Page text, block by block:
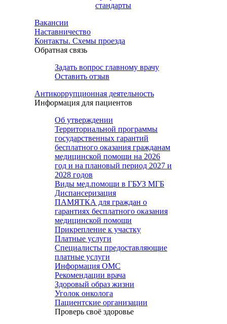
стандарты
Вакансии
Наставничество
Контакты. Схемы проезда
Обратная связь
Задать вопрос главному врачу
Оставить отзыв
Антикоррупционная деятельность
Информация для пациентов
Об утверждении
Территориальной программы
государственных гарантий
бесплатного оказания гражданам
медицинской помощи на 2026
год и на плановый период 2027 и
2028 годов
Виды мед.помощи в ГБУЗ МГБ
Диспансеризация
ПАМЯТКА для граждан о
гарантиях бесплатного оказания
медицинской помощи
Прикрепление к участку
Платные услуги
Специалисты предоставляющие
платные услуги
Информация ОМС
Рекомендации врача
Здоровый образ жизни
Уголок онколога
Пациентские организации
Проверь своё здоровье